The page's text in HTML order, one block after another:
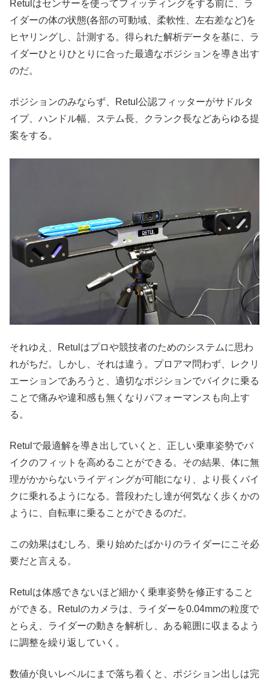
Retulはセンサーを使ってフィッティングをする前に、ラ
イダーの体の状態(各部の可動域、柔軟性、左右差など)を
ヒヤリングし、計測する。得られた解析データを基に、ラ
イダーひとりひとりに合った最適なポジションを導き出す
のだ。
ポジションのみならず、Retul公認フィッターがサドルタ
イプ、ハンドル幅、ステム長、クランク長などあらゆる提
案をする。
それゆえ、Retulはプロや競技者のためのシステムに思わ
れがちだ。しかし、それは違う。プロアマ問わず、レクリ
エーションであろうと、適切なポジションでバイクに乗る
ことで痛みや違和感も無くなりパフォーマンスも向上す
る。
Retulで最適解を導き出していくと、正しい乗車姿勢でバ
イクのフィットを高めることができる。その結果、体に無
理がかからないライディングが可能になり、より長くバイ
クに乗れるようになる。普段わたし達が何気なく歩くかの
ように、自転車に乗ることができるのだ。
この効果はむしろ、乗り始めたばかりのライダーにこそ必
要だと言える。
Retulは体感できないほど細かく乗車姿勢を修正すること
ができる。Retulのカメラは、ライダーを0.04mmの粒度で
とらえ、ライダーの動きを解析し、ある範囲に収まるよう
に調整を繰り返していく。
数値が良いレベルにまで落ち着くと、ポジション出しは完